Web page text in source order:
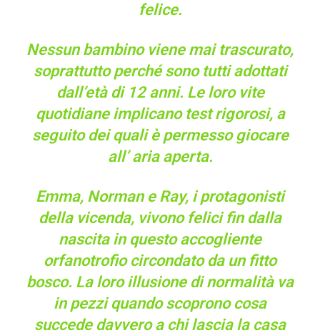
felice.
Nessun bambino viene mai trascurato,
soprattutto perché sono tutti adottati
dall’età di 12 anni. Le loro vite
quotidiane implicano test rigorosi, a
seguito dei quali è permesso giocare
all’ aria aperta.
Emma, Norman e Ray, i protagonisti
della vicenda, vivono felici fin dalla
nascita in questo accogliente
orfanotrofio circondato da un fitto
bosco. La loro illusione di normalità va
in pezzi quando scoprono cosa
succede davvero a chi lascia la casa